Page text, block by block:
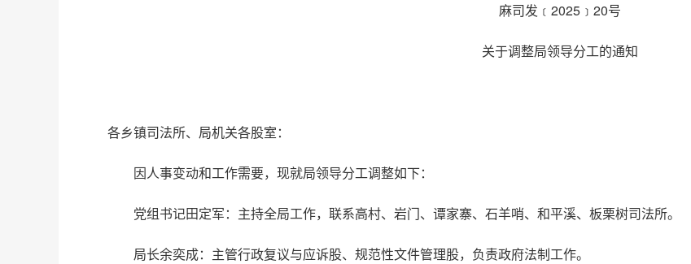
麻司发﹝2025﹞20号
关于调整局领导分工的通知
各乡镇司法所、局机关各股室：
因人事变动和工作需要，现就局领导分工调整如下：
党组书记田定军：主持全局工作，联系高村、岩门、谭家寨、石羊哨、和平溪、板栗树司法所。
局长余奕成：主管行政复议与应诉股、规范性文件管理股，负责政府法制工作。